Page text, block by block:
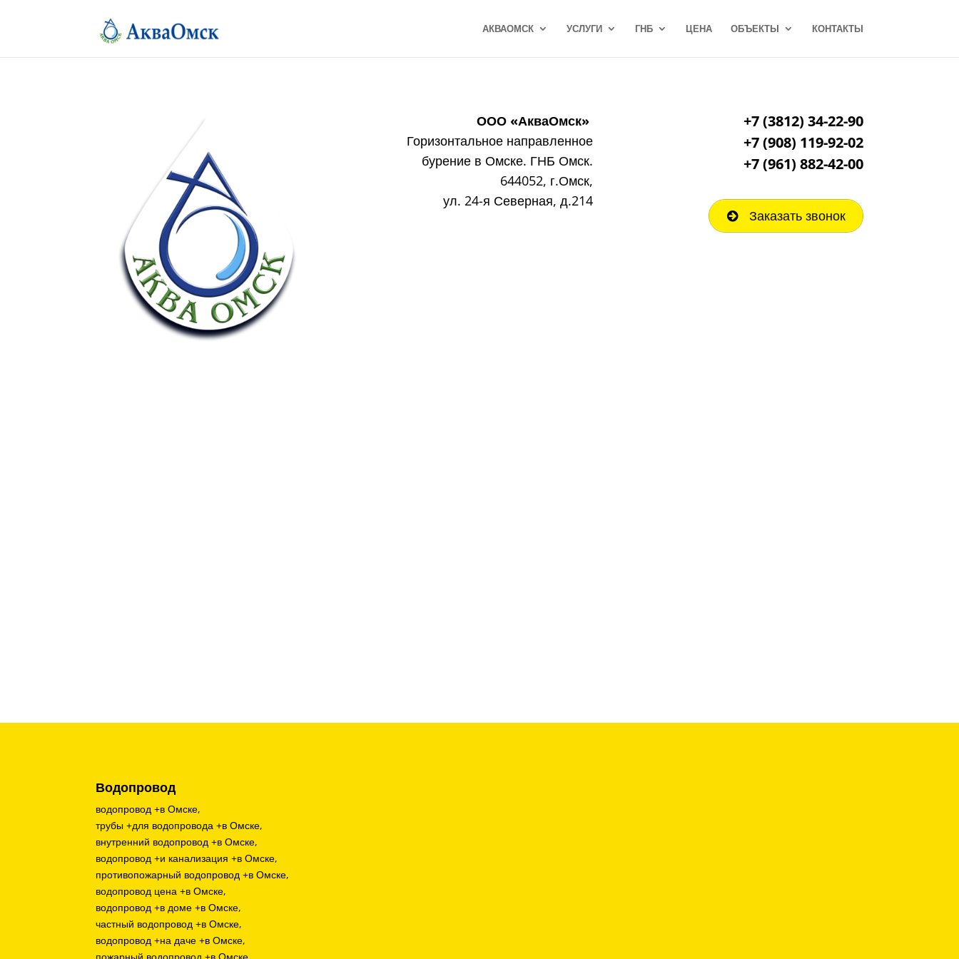
АКВАОМСК УСЛУГИ ГНБ ЦЕНА ОБЪЕКТЫ КОНТАКТЫ
ООО «АкваОмск»
Горизонтальное направленное
бурение в Омске. ГНБ Омск.
644052, г.Омск,
ул. 24-я Северная, д.214
+7 (3812) 34-22-90
+7 (908) 119-92-02
+7(961) 882-42-00
Заказать звонок
Водопровод
водопровод +в Омске,
трубы +для водопровода +в Омске,
внутренний водопровод +в Омске,
водопровод +и канализация +в Омске,
противопожарный водопровод +в Омске,
водопровод цена +в Омске,
водопровод +в доме +в Омске,
частный водопровод +в Омске,
водопровод +на даче +в Омске,
пожарный водопровод +в Омске,